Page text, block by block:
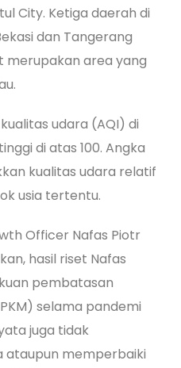
City. Ketiga daerah di
dan Tangerang
area yang
udara (AQI) di
di atas 100. Angka
kualitas udara relatif
usia tertentu.
Officer Nafas Piotr
hasil riset Nafas
pembatasan
selama pandemi
juga tidak
ataupun memperbaiki